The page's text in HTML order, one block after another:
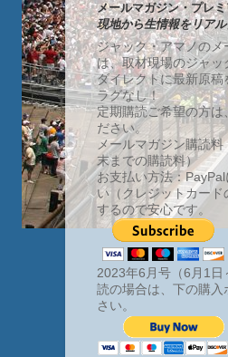
メールマガジン・プレ
現地から生情報をリア
ジャック・アマノのメ
は、取材現場のジャッ
ダイレクトに最新原稿
ラグなし！
定期購読ご希望の方は
ださい。
メールマガジン購読
末までの購読料）
お支払い方法：
い（クレジットカー
するので安心です。
2023年6月号（6月1
読の場合は、下の購
さい。